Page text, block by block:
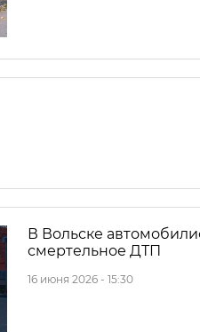
В Вольске
смертельное ДТП
16 июня 2026 - 15:30